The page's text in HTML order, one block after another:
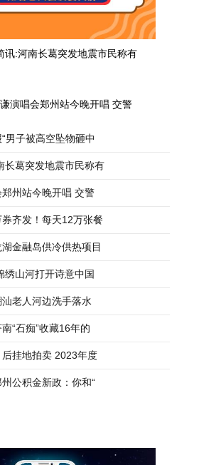
讯:河南长葛突发地震市民称有
演唱会郑州站今晚开唱 交警
男子被高空坠物砸中
长葛突发地震市民称有
州站今晚开唱 交警
齐发！每天12万张餐
金融岛供冷供热项目
绣山河打开诗意中国
老人河边洗手落水
“石痴”收藏16年的
挂地拍卖 2023年度
公积金新政：你和“